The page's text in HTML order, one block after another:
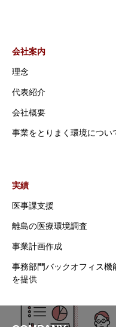
会社案内
理念
代表紹介
会社概要
事業をとりまく環境につい
実績
医事課支援
離島の医療環境調査
事業計画作成
事務部門バックオフィス機
を提供